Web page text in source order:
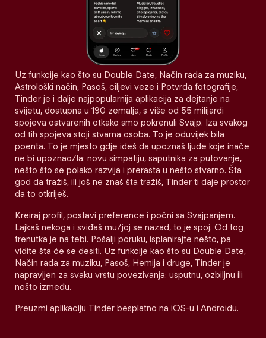
Uz funkcije kao što su Double Date, Način rada za muziku,
Astrološki način, Pasoš, ciljevi veze i Potvrda fotografije,
Tinder je i dalje najpopularnija aplikacija za dejtanje na
svijetu, dostupna u 190 zemalja, s više od 55 milijardi
spojeva ostvarenih otkako smo pokrenuli Svajp. Iza svakog
od tih spojeva stoji stvarna osoba. To je oduvijek bila
poenta. To je mjesto gdje ideš da upoznaš ljude koje inače
ne bi upoznao/la: novu simpatiju, saputnika za putovanje,
nešto što se polako razvija i prerasta u nešto stvarno. Šta
god da tražiš, ili još ne znaš šta tražiš, Tinder ti daje prostor
da to otkriješ.
Kreiraj profil, postavi preference i počni sa Svajpanjem.
Lajkaš nekoga i sviđaš mu/joj se nazad, to je spoj. Od tog
trenutka je na tebi. Pošalji poruku, isplanirajte nešto, pa
vidite šta će se desiti. Uz funkcije kao što su Double Date,
Način rada za muziku, Pasoš, Hemija i druge, Tinder je
napravljen za svaku vrstu povezivanja: usputnu, ozbiljnu ili
nešto između.
Preuzmi aplikaciju Tinder besplatno na iOS-u i Androidu.